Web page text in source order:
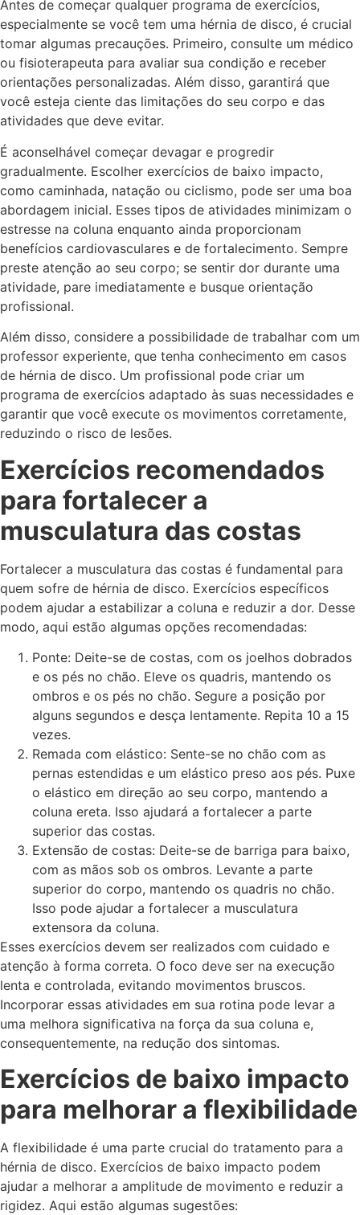
Antes de começar qualquer programa de exercícios,
especialmente se você tem uma hérnia de disco, é crucial
tomar algumas precauções. Primeiro, consulte um médico
ou fisioterapeuta para avaliar sua condição e receber
orientações personalizadas. Além disso, garantirá que
você esteja ciente das limitações do seu corpo e das
atividades que deve evitar.
É aconselhável começar devagar e progredir
gradualmente. Escolher exercícios de baixo impacto,
como caminhada, natação ou ciclismo, pode ser uma boa
abordagem inicial. Esses tipos de atividades minimizam o
estresse na coluna enquanto ainda proporcionam
benefícios cardiovasculares e de fortalecimento. Sempre
preste atenção ao seu corpo; se sentir dor durante uma
atividade, pare imediatamente e busque orientação
profissional.
Além disso, considere a possibilidade de trabalhar com um
professor experiente, que tenha conhecimento em casos
de hérnia de disco. Um profissional pode criar um
programa de exercícios adaptado às suas necessidades e
garantir que você execute os movimentos corretamente,
reduzindo o risco de lesões.
Exercícios recomendados
para fortalecer a
musculatura das costas
Fortalecer a musculatura das costas é fundamental para
quem sofre de hérnia de disco. Exercícios específicos
podem ajudar a estabilizar a coluna e reduzir a dor. Desse
modo, aqui estão algumas opções recomendadas:
Ponte: Deite-se de costas, com os joelhos dobrados
e os pés no chão. Eleve os quadris, mantendo os
ombros e os pés no chão. Segure a posição por
alguns segundos e desça lentamente. Repita 10 a 15
vezes.
Remada com elástico: Sente-se no chão com as
pernas estendidas e um elástico preso aos pés. Puxe
o elástico em direção ao seu corpo, mantendo a
coluna ereta. Isso ajudará a fortalecer a parte
superior das costas.
Extensão de costas: Deite-se de barriga para baixo,
com as mãos sob os ombros. Levante a parte
superior do corpo, mantendo os quadris no chão.
Isso pode ajudar a fortalecer a musculatura
extensora da coluna.
Esses exercícios devem ser realizados com cuidado e
atenção à forma correta. O foco deve ser na execução
lenta e controlada, evitando movimentos bruscos.
Incorporar essas atividades em sua rotina pode levar a
uma melhora significativa na força da sua coluna e,
consequentemente, na redução dos sintomas.
Exercícios de baixo impacto
para melhorar a flexibilidade
A flexibilidade é uma parte crucial do tratamento para a
hérnia de disco. Exercícios de baixo impacto podem
ajudar a melhorar a amplitude de movimento e reduzir a
rigidez. Aqui estão algumas sugestões: